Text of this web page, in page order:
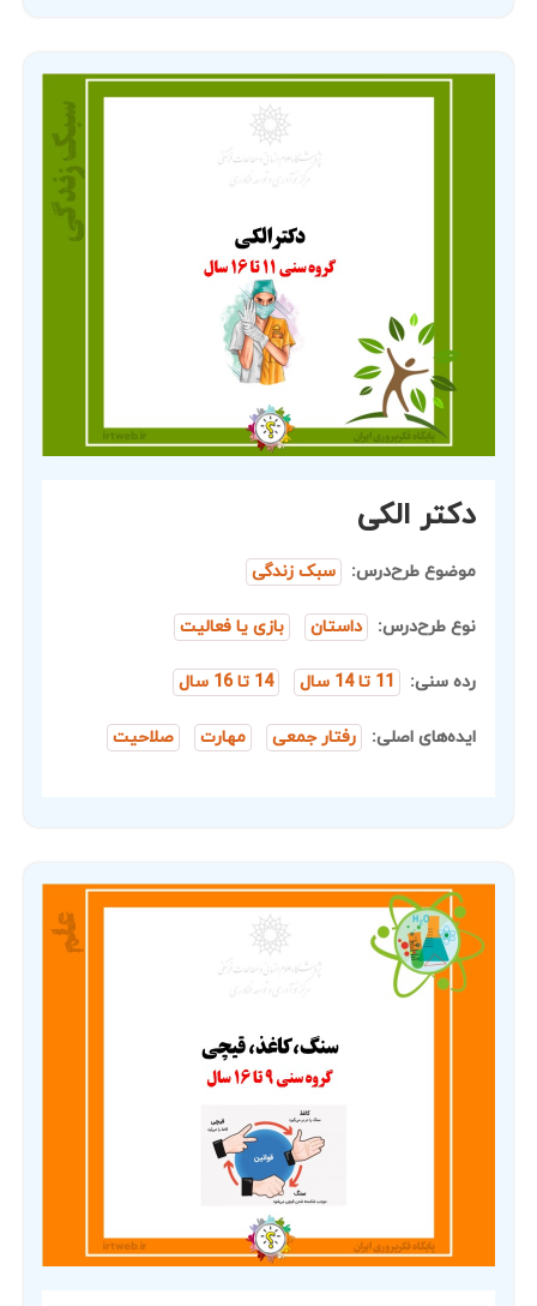
دکتر الکی
موضوع طرح‌درس: سبک زندگی
نوع طرح‌درس: داستان بازی یا فعالیت
رده سنی: 11 تا 14 سال 14 تا 16 سال
ایده‌های اصلی: رفتار جمعی مهارت صلاحیت